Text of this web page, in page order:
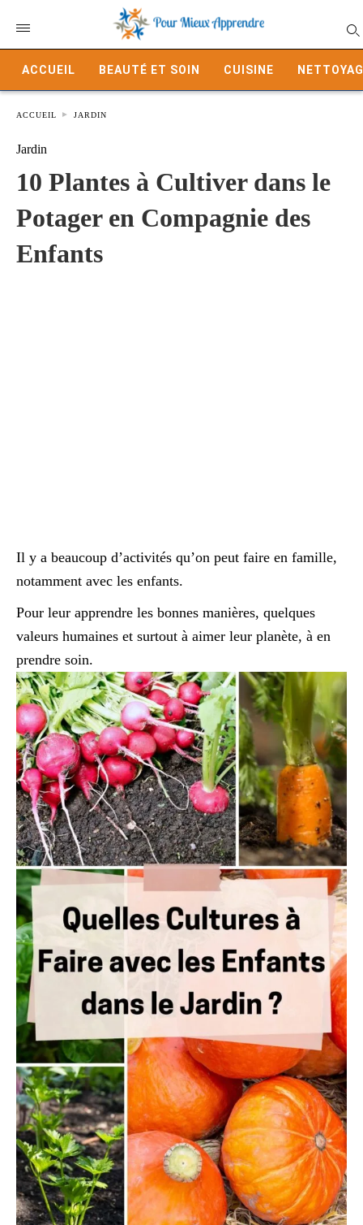
ACCUEIL BEAUTÉ ET SOIN CUISINE
ACCUEIL JARDIN
Jardin
10 Plantes à Cultiver dans le
Potager en Compagnie des
Enfants
Il y a beaucoup d’activités qu’on peut faire en famille,
notamment avec les enfants.
Pour leur apprendre les bonnes manières, quelques
valeurs humaines et surtout à aimer leur planète, à en
prendre soin.